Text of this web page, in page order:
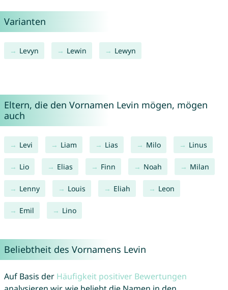
Varianten
Levyn Lewin Lewyn
Eltern, die den Vornamen Levin mögen, mögen
auch
Levi Liam Lias Milo Linus
Lio Elias Finn Noah Milan
Lenny Louis Eliah Leon
Emil Lino
Beliebtheit des Vornamens Levin
Auf Basis der Häufigkeit positiver Bewertungen